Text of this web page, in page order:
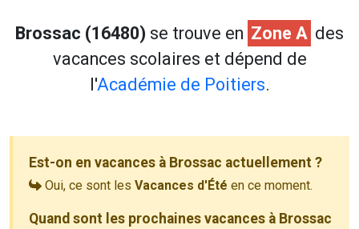
Brossac (16480) se trouve en Zone A des
vacances scolaires et dépend de
l'Académie de Poitiers.
Est-on en vacances à Brossac actuellement ?
Oui, ce sont les Vacances d'Été en ce moment.
Quand sont les prochaines vacances à Brossac